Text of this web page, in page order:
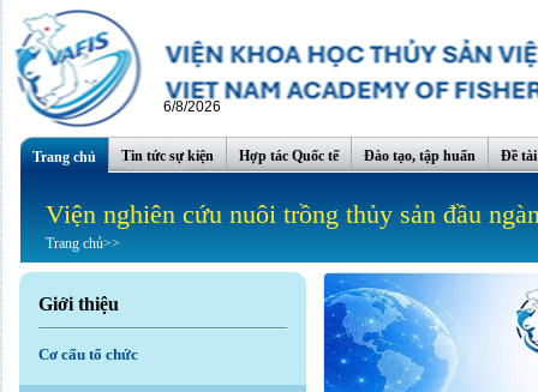
6/8/2026
Trang chủ Tin tức sự kiện Hợp tác Quốc tế Đào tạo, tập huấn Đề
Viện nghiên cứu nuôi trồng thủy sản đầu
Trang chủ>>
Giới thiệu
Cơ cấu tổ chức